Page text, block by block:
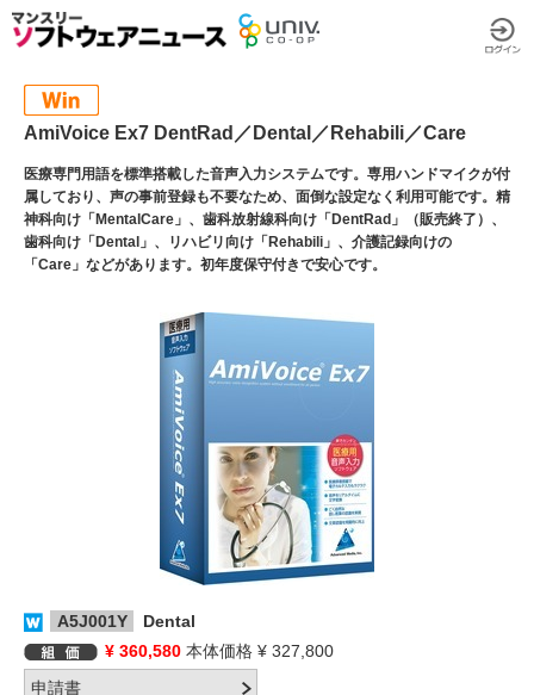
AmiVoice Ex7 DentRad／Dental／Rehabili／Care
医療専門用語を標準搭載した音声入力システムです。専用ハンドマイクが付
属しており、声の事前登録も不要なため、面倒な設定なく利用可能です。精
神科向け「MentalCare」、歯科放射線科向け「DentRad」（販売終了）、
歯科向け「Dental」、リハビリ向け「Rehabili」、介護記録向けの
「Care」などがあります。初年度保守付きで安心です。
A5J001Y
Dental
¥ 360,580 本体価格 ¥ 327,800